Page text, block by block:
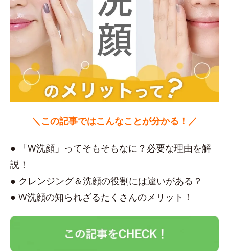
＼この記事ではこんなことが分かる！／
● 「W洗顔」ってそもそもなに？必要な理由を解
説！
● クレンジング＆洗顔の役割には違いがある？
● W洗顔の知られざるたくさんのメリット！